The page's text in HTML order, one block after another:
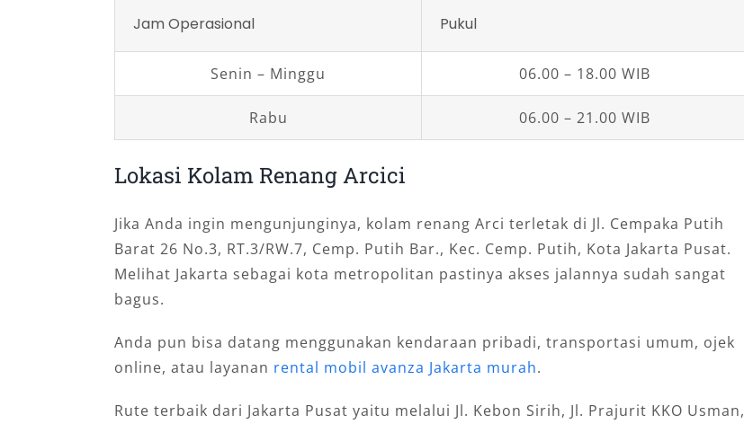
Jam Operasional Pukul
Senin – Minggu 06.00 – 18.00 WIB
Rabu 06.00 – 21.00 WIB
Lokasi Kolam Renang Arcici
Jika Anda ingin mengunjunginya, kolam renang Arci terletak di Jl. Cempaka Putih
Barat 26 No.3, RT.3/RW.7, Cemp. Putih Bar., Kec. Cemp. Putih, Kota Jakarta Pusat.
Melihat Jakarta sebagai kota metropolitan pastinya akses jalannya sudah sangat
bagus.
Anda pun bisa datang menggunakan kendaraan pribadi, transportasi umum, ojek
online, atau layanan rental mobil avanza Jakarta murah.
Rute terbaik dari Jakarta Pusat yaitu melalui Jl. Kebon Sirih, Jl. Prajurit KKO Usman,